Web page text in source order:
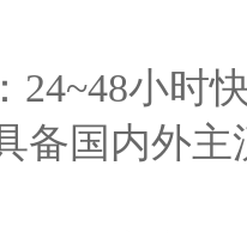
24~48小时
备国内外